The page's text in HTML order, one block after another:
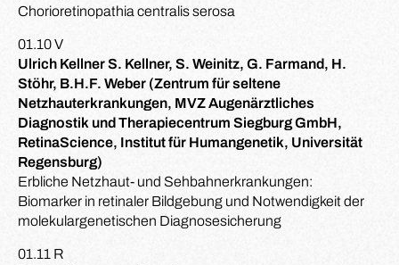
Chorioretinopathia centralis serosa
01.10 V
Ulrich Kellner S. Kellner, S. Weinitz, G. Farmand, H.
Stöhr, B.H.F. Weber (Zentrum für seltene
Netzhauterkrankungen, MVZ Augenärztliches
Diagnostik und Therapiecentrum Siegburg GmbH,
RetinaScience, Institut für Humangenetik, Universität
Regensburg)
Erbliche Netzhaut- und Sehbahnerkrankungen:
Biomarker in retinaler Bildgebung und Notwendigkeit der
molekulargenetischen Diagnosesicherung
01.11 R